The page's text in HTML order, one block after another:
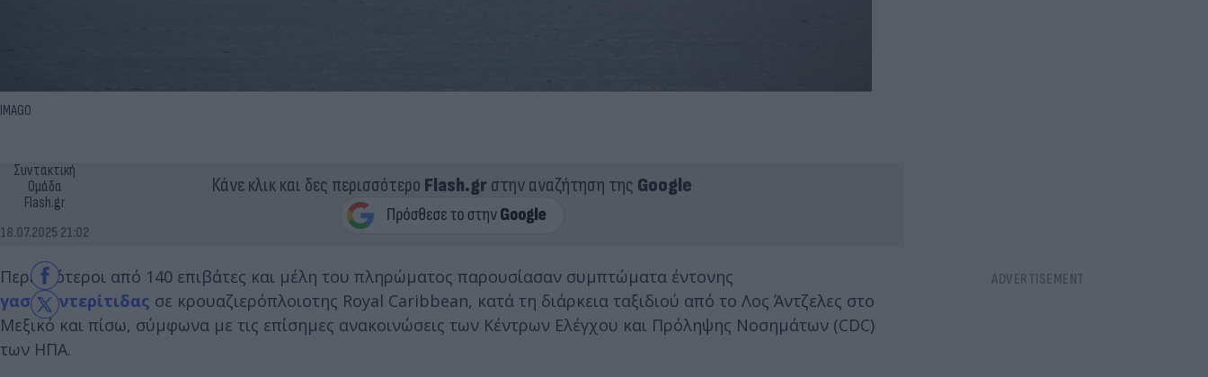
IMAGO
Συντακτική
Ομάδα
Flash.gr
18.07.2025 21:02
Κάνε κλικ και δες περισσότερο Flash.grστην αναζήτηση της Google
Περισσότεροι από 140 επιβάτες και μέλη του πληρώματος παρουσίασαν συμπτώματα έντονης
γαστρεντερίτιδας σε κρουαζιερόπλοιοτης Royal Caribbean, κατά τη διάρκεια ταξιδιού από το Λος Άντζελες στο
Μεξικό και πίσω, σύμφωνα με τις επίσημες ανακοινώσεις των Κέντρων Ελέγχου και Πρόληψης Νοσημάτων (CDC)
των ΗΠΑ.